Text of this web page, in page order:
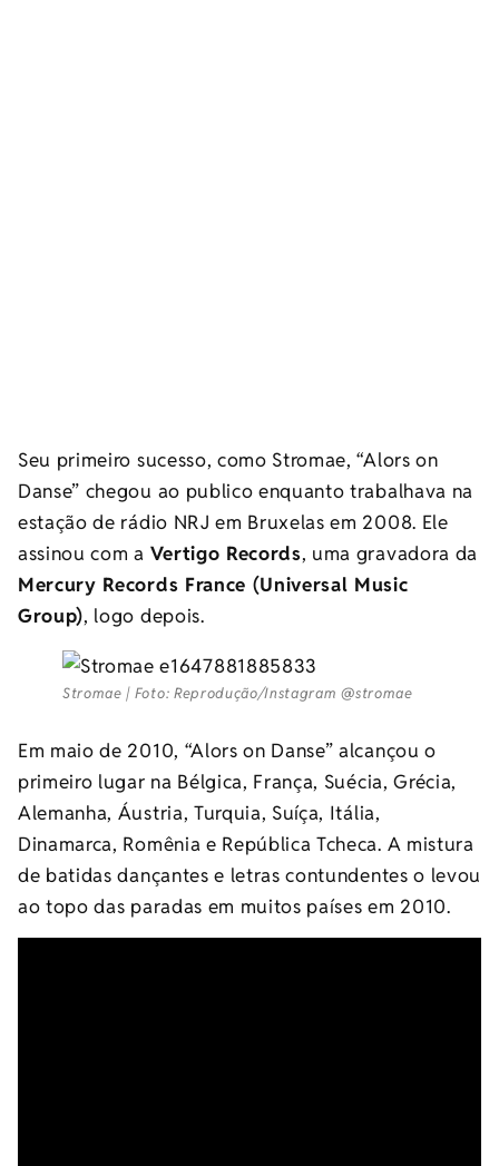
Seu primeiro sucesso, como Stromae, “Alors on
Danse” chegou ao publico enquanto trabalhava na
estação de rádio NRJ em Bruxelas em 2008. Ele
assinou com a Vertigo Records, uma gravadora da
Mercury Records France (Universal Music
Group), logo depois.
Stromae | Foto: Reprodução/Instagram @stromae
Em maio de 2010, “Alors on Danse” alcançou o
primeiro lugar na Bélgica, França, Suécia, Grécia,
Alemanha, Áustria, Turquia, Suíça, Itália,
Dinamarca, Romênia e República Tcheca. A mistura
de batidas dançantes e letras contundentes o levou
ao topo das paradas em muitos países em 2010.